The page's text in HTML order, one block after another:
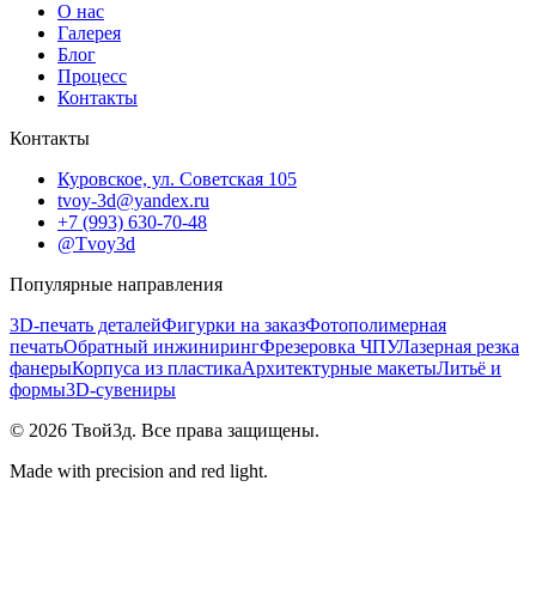
О нас
Галерея
Блог
Процесс
Контакты
Контакты
Куровское, ул. Советская 105
tvoy-3d@yandex.ru
+7 (993) 630-70-48
@Tvoy3d
Популярные направления
3D-печать деталейФигурки на заказФотополимерная
печатьОбратный инжинирингФрезеровка ЧПУЛазерная резка
фанерыКорпуса из пластикаАрхитектурные макетыЛитьё и
формы3D-сувениры
© 2026 Твой3д. Все права защищены.
Made with precision and red light.